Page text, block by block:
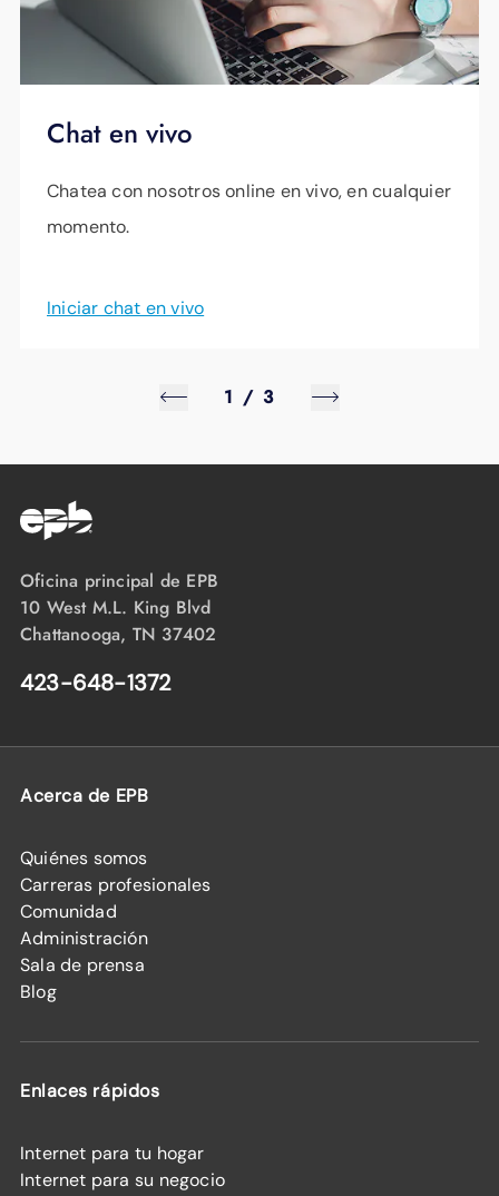
Chat en vivo
Chatea con nosotros online en vivo, en cualquier
momento.
Iniciar chat en vivo
1 / 3
Oficina principal de EPB
10 West M.L. King Blvd
Chattanooga, TN 37402
423-648-1372
Acerca de EPB
Quiénes somos
Carreras profesionales
Comunidad
Administración
Sala de prensa
Blog
Enlaces rápidos
Internet para tu hogar
Internet para su negocio